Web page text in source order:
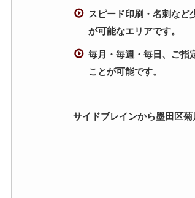
スピード印刷・名刺など
が可能なエリアです。
毎月・毎週・毎日、ご指
ことが可能です。
サイドブレインから墨田区